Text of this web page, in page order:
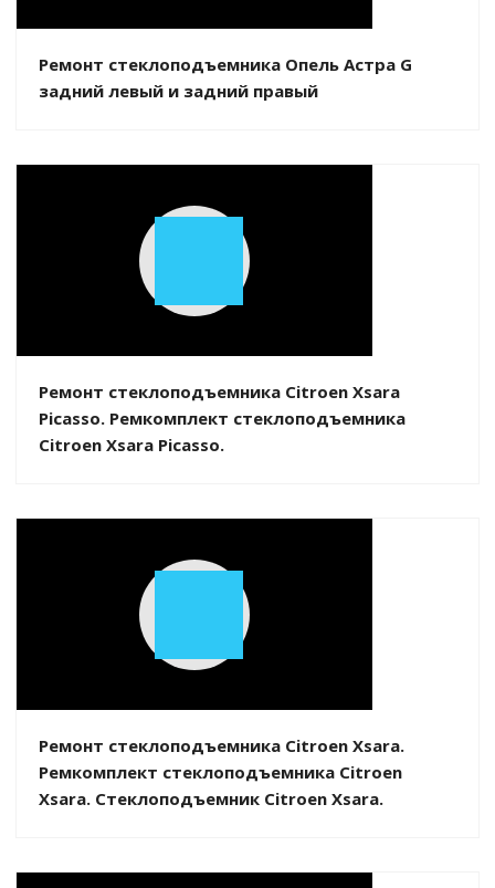
Ремонт стеклоподъемника Опель Астра G
задний левый и задний правый
Play
Ремонт стеклоподъемника Citroen Xsara
Picasso. Ремкомплект стеклоподъемника
Citroen Xsara Picasso.
Play
Ремонт стеклоподъемника Citroen Xsara.
Ремкомплект стеклоподъемника Citroen
Xsara. Стеклоподъемник Citroen Xsara.